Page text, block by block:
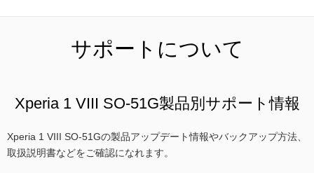
サポートについて
Xperia 1 VIII SO-51G製品別サポート情報
Xperia 1 VIII SO-51Gの製品アップデート情報やバックアップ方法、
取扱説明書などをご確認になれます。